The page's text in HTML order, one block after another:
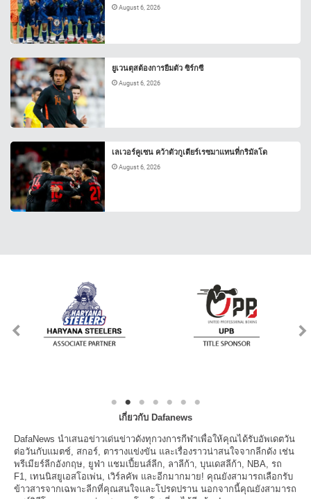
August 6, 2026
ยูเวนตุสต้องการยืมตัว ซิร์กซี
August 6, 2026
เลเวอร์คูเซน คว้าตัวกูเตียร์เรซมาแทนที่กริมัลโด
August 6, 2026
เกี่ยวกับ Dafanews
DafaNews นำเสนอข่าวเด่นข่าวดังทุกวงการกีฬาเพื่อให้คุณได้รับอัพเดตวัน
ต่อวันกับแมตช์, สกอร์, ตารางแข่งขัน และเรื่องราวน่าสนใจจากลีกดัง เช่น
พรีเมียร์ลีกอังกฤษ, ยูฟ่า แชมเปี้ยนส์ลีก, ลาลีก้า, บุนเดสลีก้า, NBA, รถ
F1, เทนนิสยูเอสโอเพ่น, เวิร์ลคัพ และอีกมากมาย! คุณยังสามารถเลือกรับ
ข้าวสารจากเฉพาะลีกที่คุณสนใจและโปรดปราน นอกจากนี้คุณยังสามารถ